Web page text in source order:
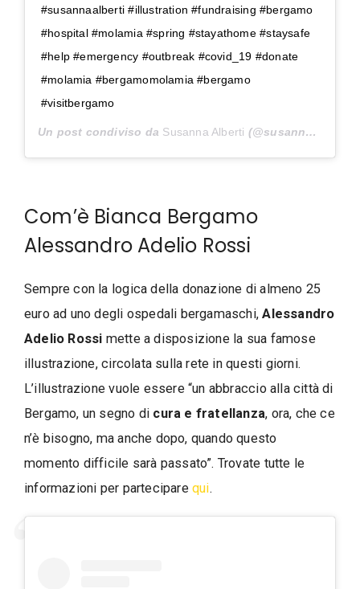
#susannaalberti #illustration #fundraising #bergamo
#hospital #molamia #spring #stayathome #staysafe
#help #emergency #outbreak #covid_19 #donate
#molamia #bergamomolamia #bergamo
#visitbergamo
Un post condiviso da Susanna Alberti (@susanna.alberti) in data:
Com’è Bianca Bergamo
Alessandro Adelio Rossi
Sempre con la logica della donazione di almeno 25
euro ad uno degli ospedali bergamaschi,Alessandro
Adelio Rossi mette a disposizione la sua famose
illustrazione, circolata sulla rete in questi giorni.
L’illustrazione vuole essere “un abbraccio alla città di
Bergamo, un segno di cura e fratellanza, ora, che ce
n’è bisogno, ma anche dopo, quando questo
momento difficile sarà passato”. Trovate tutte le
informazioni per parteciparequi.